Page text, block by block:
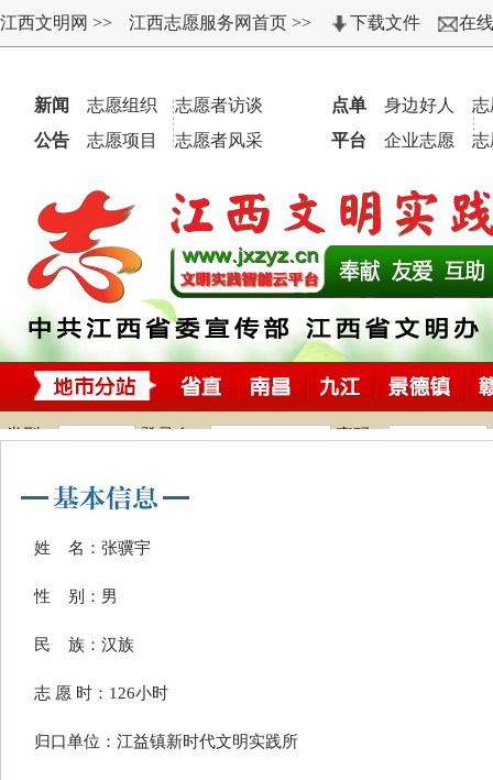
姓 名：张骥宇
性 别：男
民 族：汉族
志 愿 时：126小时
归口单位：江益镇新时代文明实践所